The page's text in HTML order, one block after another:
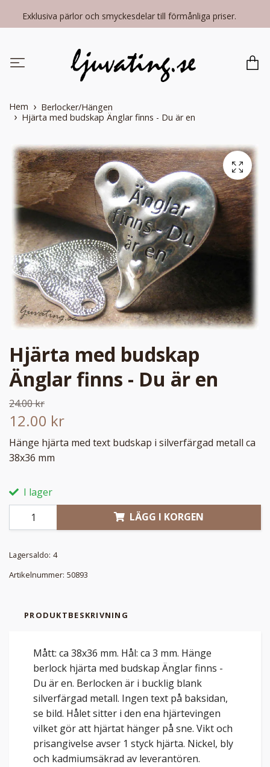
Exklusiva pärlor och smyckesdelar till förmånliga priser.
Hem
Berlocker/Hängen
Hjärta med budskap Änglar finns - Du är en
Hjärta med budskap
Änglar finns - Du är en
24.00 kr
12.00 kr
Hänge hjärta med text budskap i silverfärgad metall ca
38x36 mm
I lager
LÄGG I KORGEN
Lagersaldo: 4
Artikelnummer: 50893
PRODUKTBESKRIVNING
Mått: ca 38x36 mm. Hål: ca 3 mm. Hänge
berlock hjärta med budskap Änglar finns -
Du är en. Berlocken är i bucklig blank
silverfärgad metall. Ingen text på baksidan,
se bild. Hålet sitter i den ena hjärtevingen
vilket gör att hjärtat hänger på sne. Vikt och
prisangivelse avser 1 styck hjärta. Nickel, bly
och kadmiumsäkrad av leverantören.